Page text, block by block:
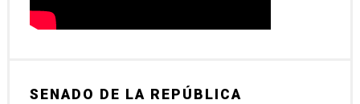
SENADO DE LA REPÚBLICA